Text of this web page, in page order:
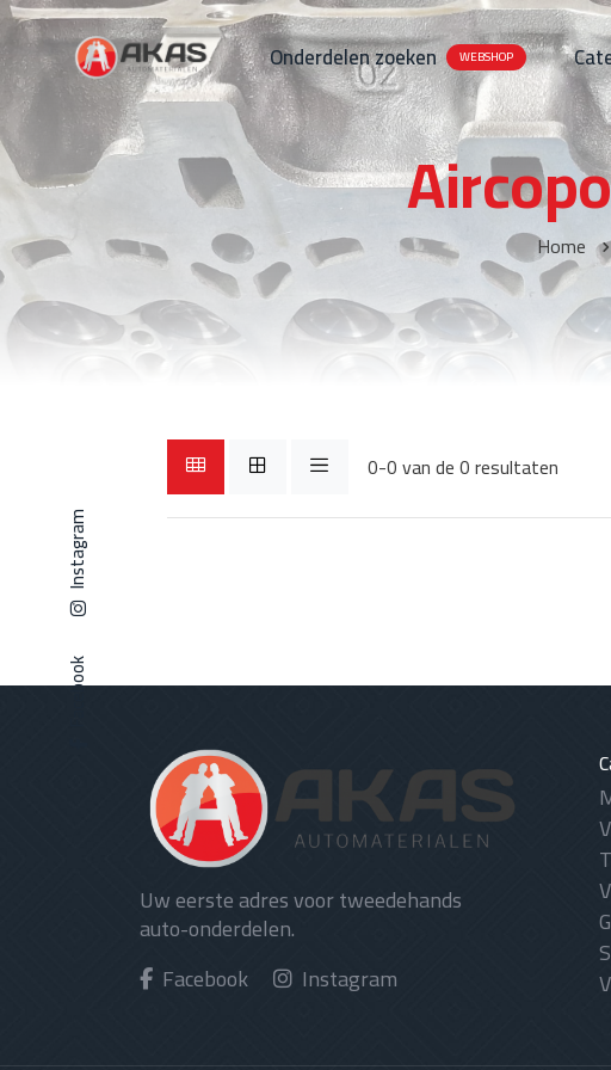
Onderdelen zoeken WEBSHOP
Home
0-0 van de 0 resultaten
Uw eerste adres voor tweedehands
auto-onderdelen.
Facebook
Instagram
Facebook
Instagram